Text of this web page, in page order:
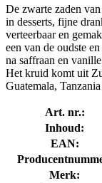
De zwarte zaden
in desserts, fijne
verteerbaar en
een van de oudste
na saffraan en
Het kruid komt uit
Guatemala,
Art. nr.:
Inhoud:
EAN:
Merk: